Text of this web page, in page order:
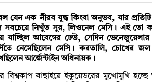
যেন এক নীরব যুদ্ধ কিংবা অনুভব, যার
সবচেয়ে নিখুঁত সুর, লিওনেল মেসি। এই তো
যাচ্ছিল আবেগের ঢেউ, সেদিন
নেমেছিলেন মেসি। করতালি, চোখের
আর্জেন্টাইন অধিনায়ক।
বিশ্বকাপ বাছাইয়ে ইকুয়েডরের মুখোমুখি হচ্ছে